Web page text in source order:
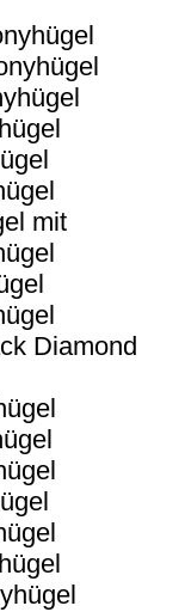
mit
Diamond